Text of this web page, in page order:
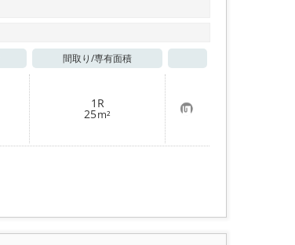
間取り/専有面積
1R
25m² お
気
に
入